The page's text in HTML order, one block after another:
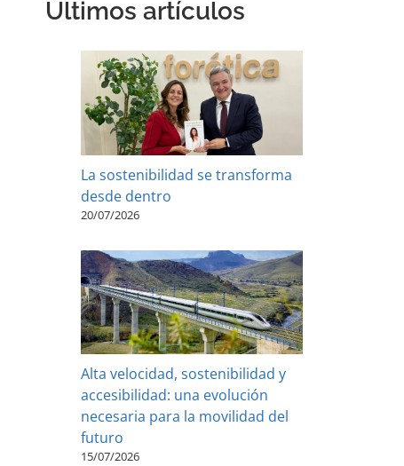
Últimos artículos
La sostenibilidad se transforma
desde dentro
20/07/2026
Alta velocidad, sostenibilidad y
accesibilidad: una evolución
necesaria para la movilidad del
futuro
15/07/2026